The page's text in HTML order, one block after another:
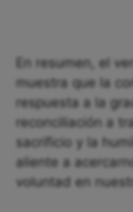
En resumen, el
muestra que la
respuesta a la
reconciliación a
sacrificio y la
aliente a
voluntad en